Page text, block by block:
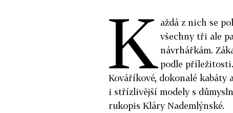
K aždá z nich se
všechny tři ale
návrhářkám.
podle
Kováříkové, dokonalé kabáty
i střízlivější modely s
rukopis Kláry Nademlýnské.